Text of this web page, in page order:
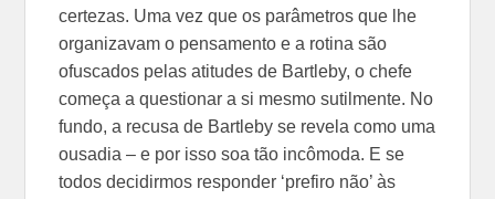
certezas. Uma vez que os parâmetros que lhe
organizavam o pensamento e a rotina são
ofuscados pelas atitudes de Bartleby, o chefe
começa a questionar a si mesmo sutilmente. No
fundo, a recusa de Bartleby se revela como uma
ousadia – e por isso soa tão incômoda. E se
todos decidirmos responder ‘prefiro não’ às